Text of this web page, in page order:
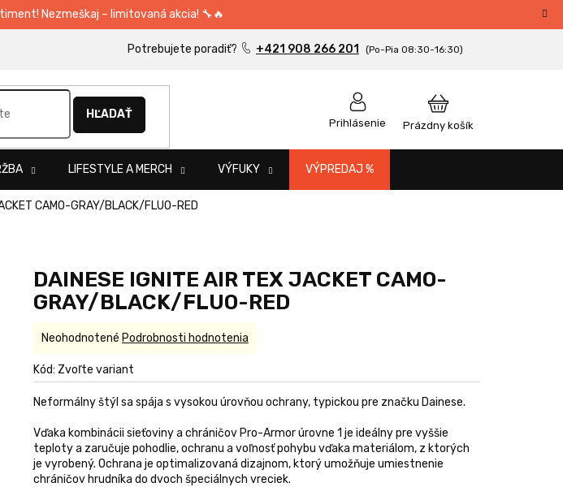
Nezmeškaj – limitovaná akcia! 🔧🔥
+421 908 266 201
Prihlásenie
HĽADAŤ
NÁKUPNÝ
Prázdny košík
LIFESTYLE A MERCH VÝFUKY VÝPREDAJ %
CAMO-GRAY/BLACK/FLUO-RED
DAINESE IGNITE AIR TEX JACKET CAMO-
GRAY/BLACK/FLUO-RED
Kód: Zvoľte variant
Neformálny štýl sa spája s vysokou úrovňou ochrany, typickou pre značku Dainese.
Vďaka kombinácii sieťoviny a chráničov Pro-Armor úrovne 1 je ideálny pre vyššie
teploty a zaručuje pohodlie, ochranu a voľnosť pohybu vďaka materiálom, z ktorých
je vyrobený. Ochrana je optimalizovaná dizajnom, ktorý umožňuje umiestnenie
chráničov hrudníka do dvoch špeciálnych vreciek.
Priemerné
produktu
je
0,0
5
hviezdičiek.
Neohodnotené Podrobnosti hodnotenia